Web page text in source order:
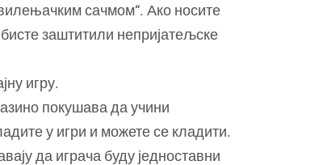
сачмом“. Ако носите
заштитили непријатељске
игру.
покушава да учини
у игри и можете се кладити.
да играча буду једноставни